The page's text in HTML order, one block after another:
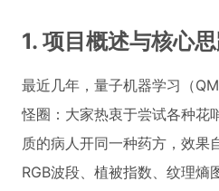
1. 项目概述与核心
最近几年，量子机器学习（
怪圈：大家热衷于尝试各种花
质的病人开同一种药方，效果
RGB波段、植被指数、纹理